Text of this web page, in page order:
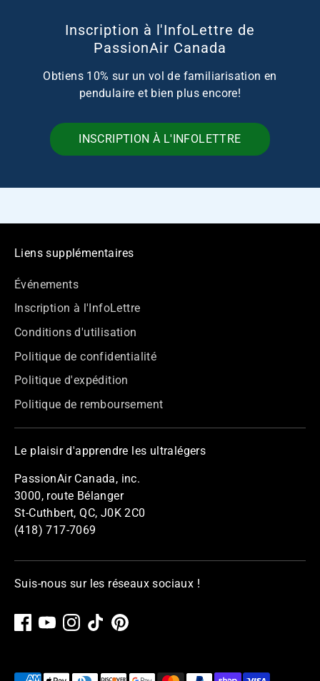
Inscription à l'InfoLettre de
PassionAir Canada
Obtiens 10% sur un vol de familiarisation en
pendulaire et bien plus encore!
INSCRIPTION À L'INFOLETTRE
Liens supplémentaires
Événements
Inscription à l'InfoLettre
Conditions d'utilisation
Politique de confidentialité
Politique d'expédition
Politique de remboursement
Le plaisir d'apprendre les ultralégers
PassionAir Canada, inc.
3000, route Bélanger
St-Cuthbert, QC, J0K 2C0
(418) 717-7069
Suis-nous sur les réseaux sociaux !
Méthodes